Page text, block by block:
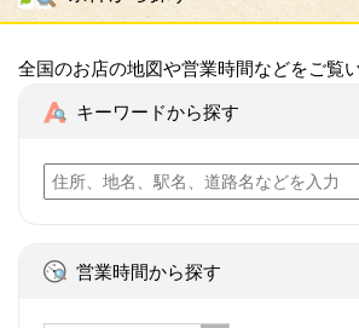
全国のお店の地図や営業時間などをご覧
キーワードから探す
営業時間から探す